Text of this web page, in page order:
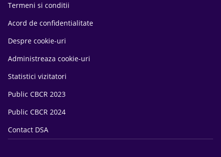
Termeni si conditii
Acord de confidentialitate
Despre cookie-uri
Administreaza cookie-uri
Statistici vizitatori
Public CBCR 2023
Public CBCR 2024
Contact DSA